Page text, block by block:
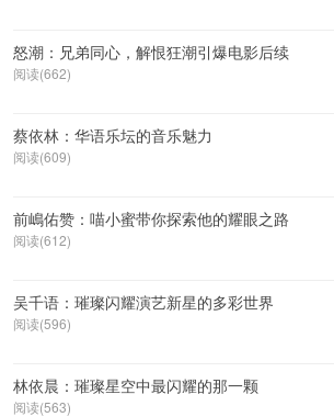
怒潮：兄弟同心，解恨狂潮引爆电影后续
阅读(662)
蔡依林：华语乐坛的音乐魅力
阅读(609)
前嶋佑赞：喵小蜜带你探索他的耀眼之路
阅读(612)
吴千语：璀璨闪耀演艺新星的多彩世界
阅读(596)
林依晨：璀璨星空中最闪耀的那一颗
阅读(563)